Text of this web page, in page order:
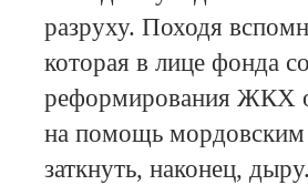
разруху. Походя
которая в лице фонда
реформирования ЖКХ
на помощь
заткнуть, наконец,